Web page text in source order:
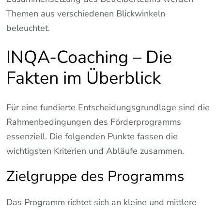
Themen aus verschiedenen Blickwinkeln
beleuchtet.
INQA-Coaching – Die
Fakten im Überblick
Für eine fundierte Entscheidungsgrundlage sind die
Rahmenbedingungen des Förderprogramms
essenziell. Die folgenden Punkte fassen die
wichtigsten Kriterien und Abläufe zusammen.
Zielgruppe des Programms
Das Programm richtet sich an kleine und mittlere